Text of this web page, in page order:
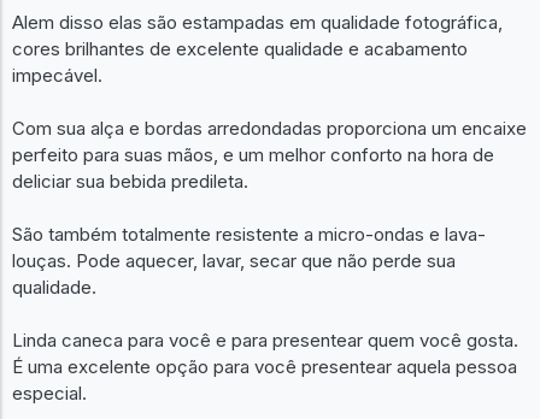
Alem disso elas são estampadas em qualidade fotográfica,
cores brilhantes de excelente qualidade e acabamento
impecável.
Com sua alça e bordas arredondadas proporciona um encaixe
perfeito para suas mãos, e um melhor conforto na hora de
deliciar sua bebida predileta.
São também totalmente resistente a micro-ondas e lava-
louças. Pode aquecer, lavar, secar que não perde sua
qualidade.
Linda caneca para você e para presentear quem você gosta.
É uma excelente opção para você presentear aquela pessoa
especial.